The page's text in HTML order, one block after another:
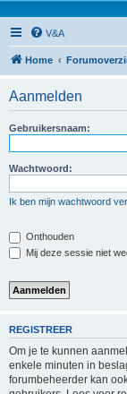
V&A
Home
Aanmelden
Gebruikersnaam:
Wachtwoord:
Ik ben mijn wachtwoord
Onthouden
Mij deze sessie niet
REGISTREER
Om je te kunnen
enkele minuten in
forumbeheerder kan